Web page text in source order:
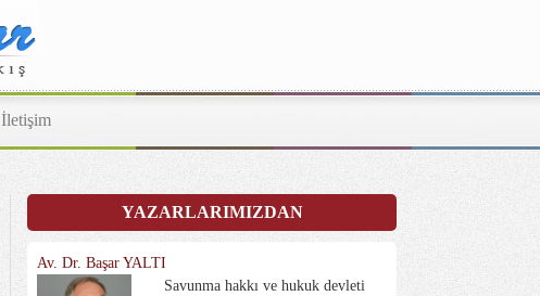
İletişim
YAZARLARIMIZDAN
Av. Dr. Başar YALTI
Savunma hakkı ve hukuk devleti